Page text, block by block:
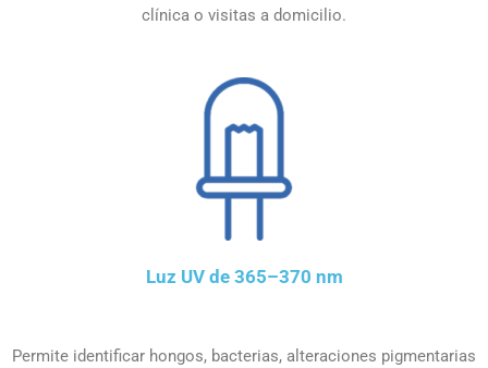
clínica o visitas a domicilio.
Luz UV de 365–370 nm
Permite identificar hongos, bacterias, alteraciones pigmentarias